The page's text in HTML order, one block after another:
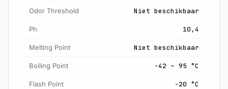
Odor Threshold Niet beschikbaar
Ph 10,4
Melting Point Niet beschikbaar
Boiling Point -42 – 95 °C
Flash Point -20 °C